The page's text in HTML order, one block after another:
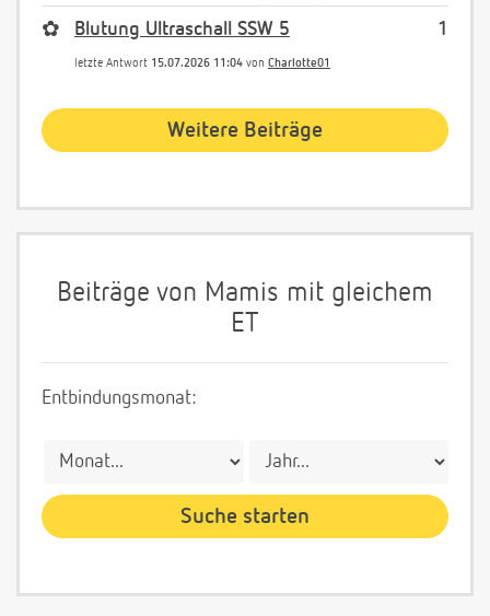
1
✿ Blutung Ultraschall SSW 5
letzte Antwort 15.07.2026 11:04 von Charlotte01
Weitere Beiträge
Beiträge von Mamis mit gleichem
ET
Entbindungsmonat: